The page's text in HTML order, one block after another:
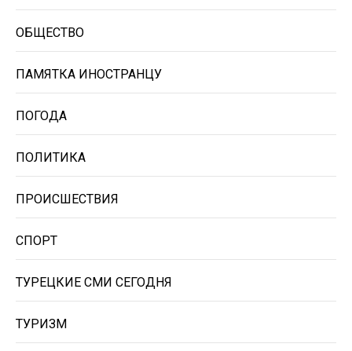
ОБЩЕСТВО
ПАМЯТКА ИНОСТРАНЦУ
ПОГОДА
ПОЛИТИКА
ПРОИСШЕСТВИЯ
СПОРТ
ТУРЕЦКИЕ СМИ СЕГОДНЯ
ТУРИЗМ